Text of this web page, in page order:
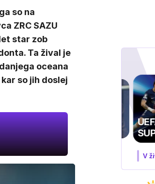
so na
ZRC SAZU
star zob
Ta žival je
oceana
so jih doslej
V živo na VOYO: sreda ob 20.30 V